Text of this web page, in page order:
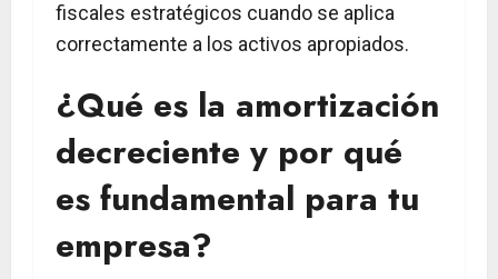
fiscales estratégicos cuando se aplica
correctamente a los activos apropiados.
¿Qué es la amortización
decreciente y por qué
es fundamental para tu
empresa?